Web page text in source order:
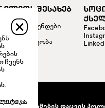
ᲨᲔᲡᲐᲮᲔᲑ
ისტორია
ბრენდები
Linked
მონაცემების დაცვის
ჩვენს